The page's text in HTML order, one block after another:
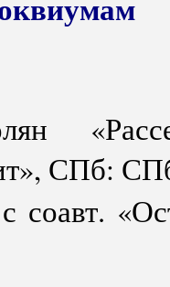
СПб:
соавт.